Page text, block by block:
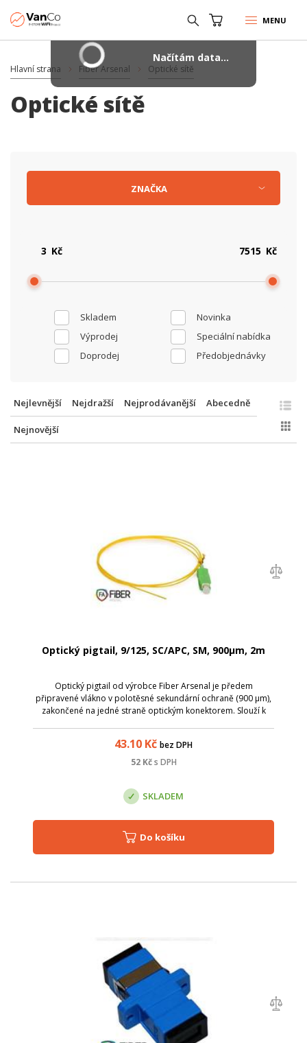
MENU
Hlavní strana Fiber Arsenal Optické sítě
Optické sítě
Skladem
Novinka
Výprodej
Speciální nabídka
Doprodej
Předobjednávky
Kč Kč
ZNAČKA
Nejlevnější Nejdražší Nejprodávanější Abecedně
Nejnovější
Optický pigtail, 9/125, SC/APC, SM, 900µm, 2m
Optický pigtail od výrobce Fiber Arsenal je předem
připravené vlákno v polotěsné sekundární ochraně (900 µm),
zakončené na jedné straně optickým konektorem. Slouží k
43.10 Kč bez DPH
52Kč s DPH
SKLADEM
Do košíku
Načítám data...